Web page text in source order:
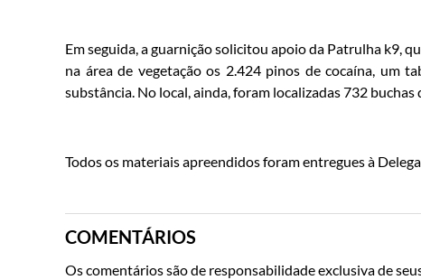
Em seguida, a guarnição solicitou apoio da Patrulha k9,
na área de vegetação os 2.424 pinos de cocaína, um
substância. No local, ainda, foram localizadas 732 buchas
Todos os materiais apreendidos foram entregues à
COMENTÁRIOS
Os comentários são de responsabilidade exclusiva de